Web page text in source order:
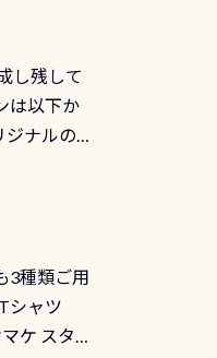
し残して
は以下か
ジナルの
3種類ご用
Tシャツ
ケ スタ